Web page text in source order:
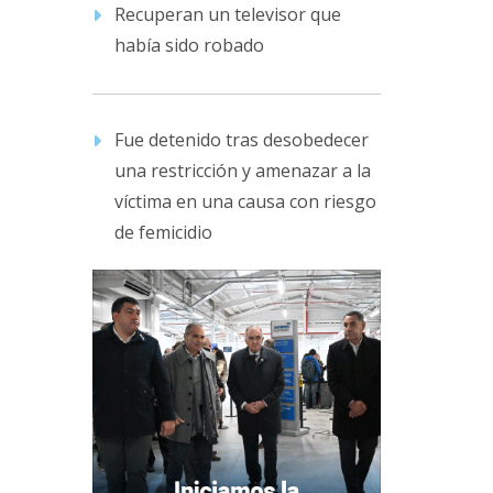
Recuperan un televisor que
había sido robado
Fue detenido tras desobedecer
una restricción y amenazar a la
víctima en una causa con riesgo
de femicidio